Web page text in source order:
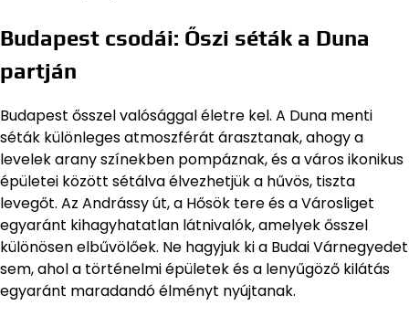
Budapest csodái: Őszi séták a Duna
partján
Budapest ősszel valósággal életre kel. A Duna menti
séták különleges atmoszférát árasztanak, ahogy a
levelek arany színekben pompáznak, és a város ikonikus
épületei között sétálva élvezhetjük a hűvös, tiszta
levegőt. Az Andrássy út, a Hősök tere és a Városliget
egyaránt kihagyhatatlan látnivalók, amelyek ősszel
különösen elbűvölőek. Ne hagyjuk ki a Budai Várnegyedet
sem, ahol a történelmi épületek és a lenyűgöző kilátás
egyaránt maradandó élményt nyújtanak.